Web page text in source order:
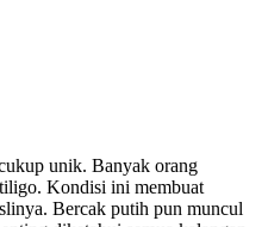
unik. Banyak orang
Kondisi ini membuat
Bercak putih pun muncul